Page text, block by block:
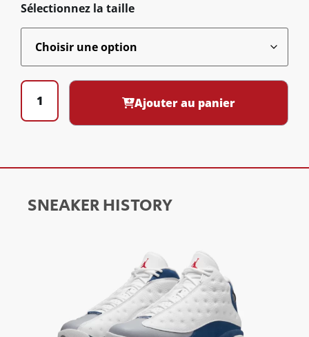
Sélectionnez la taille
Ajouter au panier
SNEAKER HISTORY